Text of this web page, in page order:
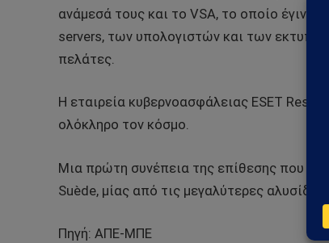
ανάμεσά τους και το VSA, το οποίο έγινε
servers, των υπολογιστών και των
πελάτες.
Η εταιρεία κυβερνοασφάλειας ESET
ολόκληρο τον κόσμο.
Μια πρώτη συνέπεια της επίθεσης που
Suède, μίας από τις μεγαλύτερες
Πηγή: ΑΠΕ-ΜΠΕ